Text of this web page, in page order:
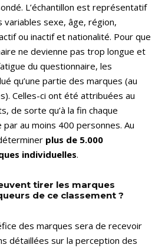
L’échantillon est représentatif
variables sexe, âge, région,
ou inactif et nationalité. Pour que
ne devienne pas trop longue et
du questionnaire, les
qu’une partie des marques (au
Celles-ci ont été attribuées au
de sorte qu’à la fin chaque
au moins 400 personnes. Au
plus de 5.000
individuelles.
tirer les marques
de ce classement ?
des marques sera de recevoir
détaillées sur la perception des